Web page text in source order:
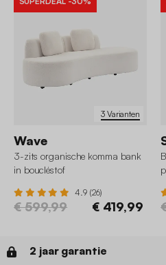
3 Varianten
Wave
3-zits organische komma bank
in boucléstof
4.9 (26)
€ 599,99 € 419,99
2 jaar garantie